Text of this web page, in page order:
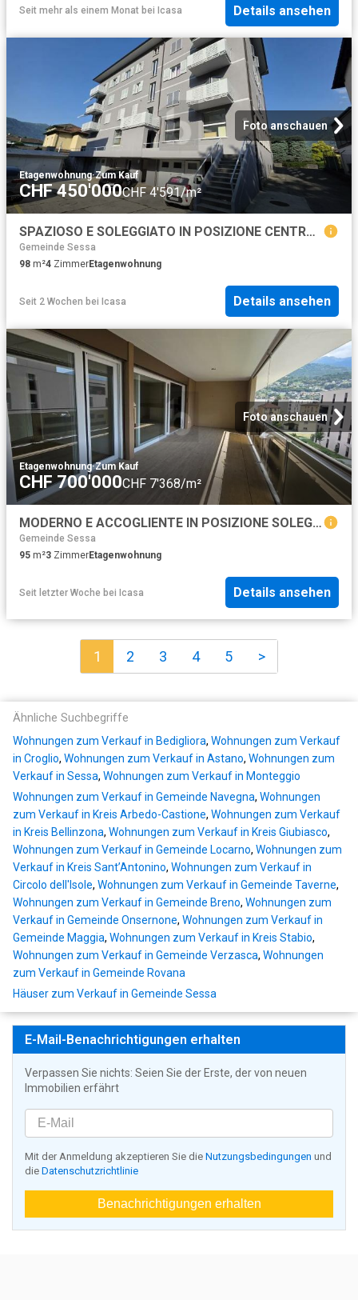
Seit mehr als einem Monat bei Icasa Details ansehen
Foto anschauen
Etagenwohnung·Zum Kauf
CHF 450'000CHF 4'591/m²
SPAZIOSO E SOLEGGIATO IN POSIZIONE CENTRALE
Gemeinde Sessa
98 m²4 ZimmerEtagenwohnung
Seit 2 Wochen bei Icasa Details ansehen
Foto anschauen
Etagenwohnung·Zum Kauf
CHF 700'000CHF 7'368/m²
MODERNO E ACCOGLIENTE IN POSIZIONE SOLEGGIATA
Gemeinde Sessa
95 m²3 ZimmerEtagenwohnung
Seit letzter Woche bei Icasa Details ansehen
1 2 3 4 5 >
Ähnliche Suchbegriffe
Wohnungen zum Verkauf in Bedigliora, Wohnungen zum Verkauf
in Croglio, Wohnungen zum Verkauf in Astano, Wohnungen zum
Verkauf in Sessa, Wohnungen zum Verkauf in Monteggio
Wohnungen zum Verkauf in Gemeinde Navegna, Wohnungen
zum Verkauf in Kreis Arbedo-Castione, Wohnungen zum Verkauf
in Kreis Bellinzona, Wohnungen zum Verkauf in Kreis Giubiasco,
Wohnungen zum Verkauf in Gemeinde Locarno, Wohnungen zum
Verkauf in Kreis Sant’Antonino, Wohnungen zum Verkauf in
Circolo dell'Isole, Wohnungen zum Verkauf in Gemeinde Taverne,
Wohnungen zum Verkauf in Gemeinde Breno, Wohnungen zum
Verkauf in Gemeinde Onsernone, Wohnungen zum Verkauf in
Gemeinde Maggia, Wohnungen zum Verkauf in Kreis Stabio,
Wohnungen zum Verkauf in Gemeinde Verzasca, Wohnungen
zum Verkauf in Gemeinde Rovana
Häuser zum Verkauf in Gemeinde Sessa
E-Mail-Benachrichtigungen erhalten
Verpassen Sie nichts: Seien Sie der Erste, der von neuen
Immobilien erfährt
Mit der Anmeldung akzeptieren Sie die Nutzungsbedingungen und
die Datenschutzrichtlinie
Benachrichtigungen erhalten